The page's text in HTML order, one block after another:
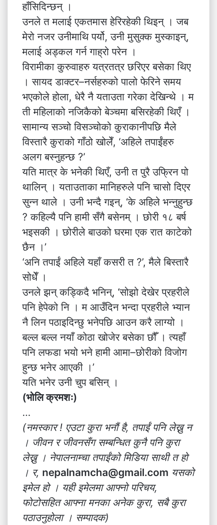
हाँसिदिन्छन् ।
उनले त मलाई एकतमास हेरिरहेकी थिइन् । जब
मेरो नजर उनीमाथि पर्यो, उनी मुसुक्क मुस्काइन्,
मलाई अड्कल गर्न गाह्रो परेन ।
विरामीका कुरुवाहरु यत्रतत्र छरिएर बसेका थिए
। सायद डाक्टर–नर्सहरुको पालो फेरिने समय
भएकोले होला, धेरै नै यताउता गरेका देखिन्थे । म
ती महिलाको नजिकैको बेञ्चमा बसिरहेकी थिएँ ।
सामान्य सञ्चो विसञ्चोको कुराकानीपछि मैले
विस्तारै कुराको गाँठो खोलेँ, ‘अहिले तपाईंहरु
अलग बस्नुहन्छ ?’
यति मात्र के भनेकी थिएँ, उनी त पुरै उफ्रिन पो
थालिन् । यताउताका मानिहरुले पनि चासो दिएर
सुन्न थाले । उनी भन्दै गइन्, ‘के अहिले भन्नुहुन्छ
? कहिल्यै पनि हामी सँगै बसेनम् । छोरी १८ बर्ष
भइसकी । छोरीले बाउको घरमा एक रात काटेको
छैन ।’
‘अनि तपाईं अहिले यहाँ कसरी त ?’, मैले बिस्तारै
सोधेँ ।
उनले झन् कड्किदै भनिन्, ‘सोझो देखेर प्रहरीले
पनि हेपेको नि । म आउँदिन भन्दा प्रहरीले भ्यान
नै लिन पठाइदिन्छु भनेपछि आउन करै लाग्यो ।
बल्ल बल्ल नयाँ कोठा खोजेर बसेका छौँ । त्यहाँ
पनि लफडा भयो भने हामी आमा–छोरीको विजोग
हुन्छ भनेर आएकी ।’
यति भनेर उनी चुप बसिन् ।
(भोलि क्रमशः)
…
(नमस्कार ! एउटा कुरा भनौं है, तपाईं पनि लेख्नु न
। जीवन र जीवनसँग सम्बन्धित कुनै पनि कुरा
लेख्नु । नेपालनाम्चा तपाईंको मिडिया साथी त हो
। र, nepalnamcha@gmail.com यसको
इमेल हो । यही इमेलमा आफ्नो परिचय,
फोटोसहित आफ्ना मनका अनेक कुरा, सबै कुरा
पठाउनुहोला । सम्पादक)